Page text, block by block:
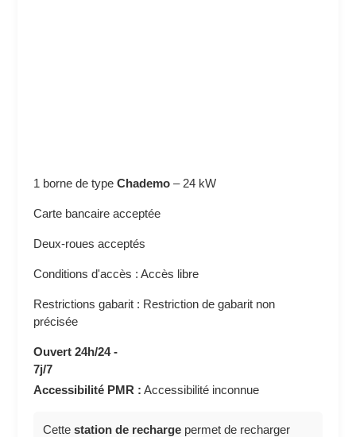
1 borne de typeChademo – 24 kW
Carte bancaire acceptée
Deux-roues acceptés
Conditions d'accès : Accès libre
Restrictions gabarit : Restriction de gabarit non
précisée
Ouvert 24h/24 -
7j/7
Accessibilité PMR : Accessibilité inconnue
Cettestation de recharge permet de recharger